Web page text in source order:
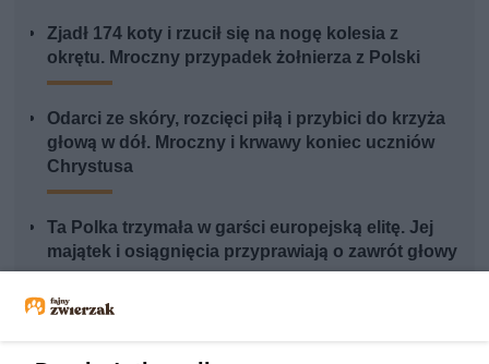
Zjadł 174 koty i rzucił się na nogę kolesia z
okrętu. Mroczny przypadek żołnierza z Polski
Odarci ze skóry, rozcięci piłą i przybici do krzyża
głową w dół. Mroczny i krwawy koniec uczniów
Chrystusa
Ta Polka trzymała w garści europejską elitę. Jej
majątek i osiągnięcia przyprawiają o zawrót głowy
Pierwszy raz niemal na oczach zaproszonych
Sworzy